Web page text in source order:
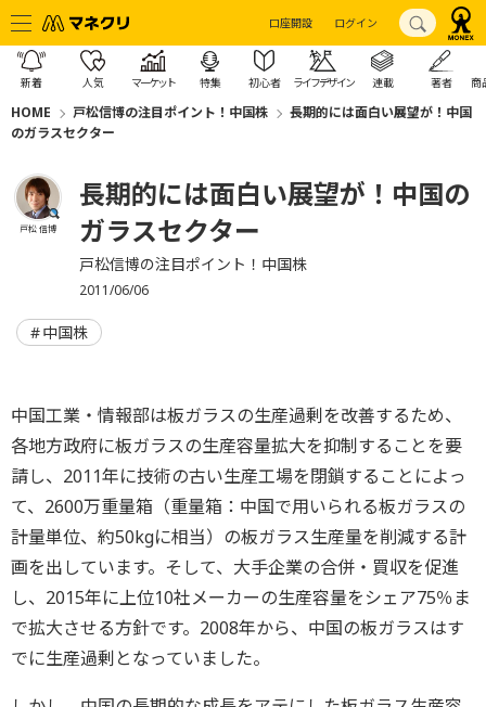
口座開設 ログイン
新着 人気 マーケット 特集 初心者 ライフデザイン 連載 著者 商
HOME 戸松信博の注目ポイント！中国株
長期的には面白い展望が！中国
のガラスセクター
戸松 信博
長期的には面白い展望が！中国の
ガラスセクター
戸松信博の注目ポイント！中国株
2011/06/06
中国株
中国工業・情報部は板ガラスの生産過剰を改善するため、
各地方政府に板ガラスの生産容量拡大を抑制することを要
請し、2011年に技術の古い生産工場を閉鎖することによっ
て、2600万重量箱（重量箱：中国で用いられる板ガラスの
計量単位、約50kgに相当）の板ガラス生産量を削減する計
画を出しています。そして、大手企業の合併・買収を促進
し、2015年に上位10社メーカーの生産容量をシェア75％ま
で拡大させる方針です。2008年から、中国の板ガラスはす
でに生産過剰となっていました。